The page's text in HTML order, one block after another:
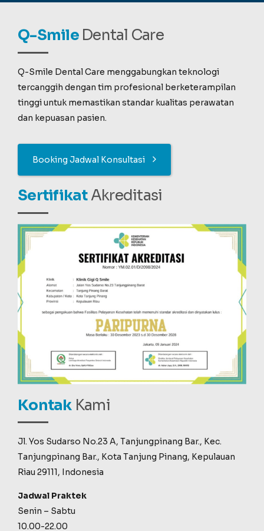
Q-Smile Dental Care
Q-Smile Dental Care menggabungkan teknologi
tercanggih dengan tim profesional berketerampilan
tinggi untuk memastikan standar kualitas perawatan
dan kepuasan pasien.
Booking Jadwal Konsultasi
SertifikatAkreditasi
KontakKami
Jl. Yos Sudarso No.23 A, Tanjungpinang Bar., Kec.
Tanjungpinang Bar., Kota Tanjung Pinang, Kepulauan
Riau 29111, Indonesia
Jadwal Praktek
Senin – Sabtu
10.00-22.00